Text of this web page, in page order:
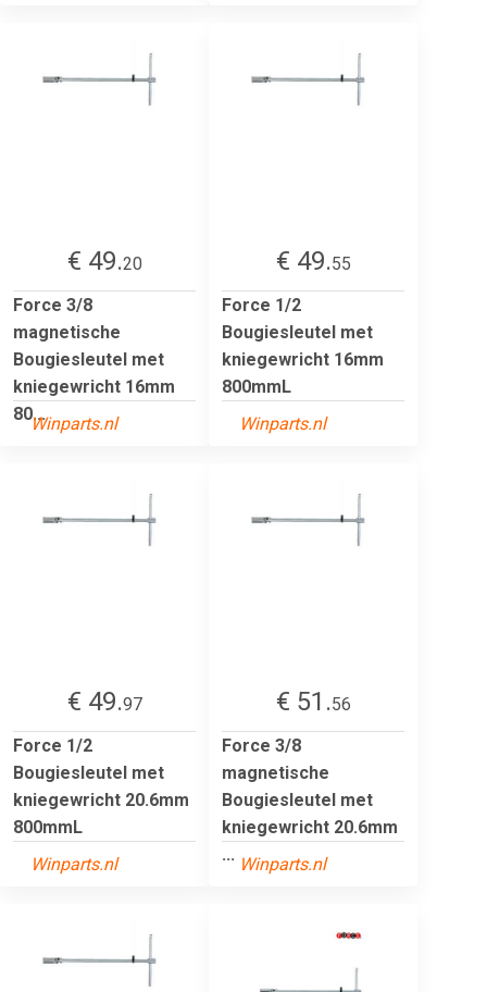
€ 49.20
Force 3/8
magnetische
Bougiesleutel met
kniegewricht 16mm
80...Winparts.nl
€ 49.55
Force 1/2
Bougiesleutel met
kniegewricht 16mm
800mmL
Winparts.nl
€ 49.97
Force 1/2
Bougiesleutel met
kniegewricht 20.6mm
800mmL
Winparts.nl
€ 51.56
Force 3/8
magnetische
Bougiesleutel met
kniegewricht 20.6mm
... Winparts.nl